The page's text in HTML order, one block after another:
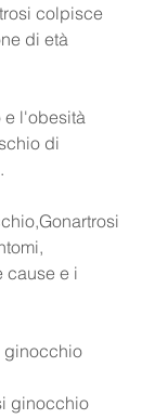
colpisce
di età
e l'obesità
di
cause e i
ginocchio
ginocchio